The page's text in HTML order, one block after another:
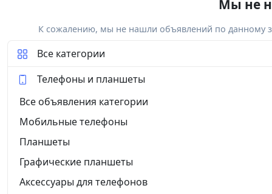
Мы не
К сожалению, мы не нашли объявлений по данному
Все категории
Телефоны и планшеты
Все объявления категории
Мобильные телефоны
Планшеты
Графические планшеты
Аксессуары для телефонов